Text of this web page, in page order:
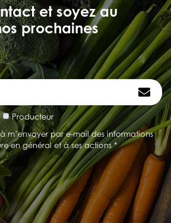
et soyez au
prochaines
Producteur
m’envoyer par e-mail des informations
en général et à ses actions *